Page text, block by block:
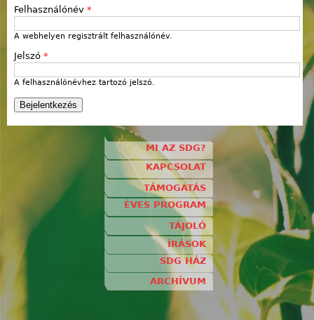
Felhasználónév *
A webhelyen regisztrált felhasználónév.
Jelszó *
A felhasználónévhez tartozó jelszó.
MI AZ SDG?
KAPCSOLAT
TÁMOGATÁS
ÉVES PROGRAM
TÁJOLÓ
ÍRÁSOK
SDG HÁZ
ARCHÍVUM